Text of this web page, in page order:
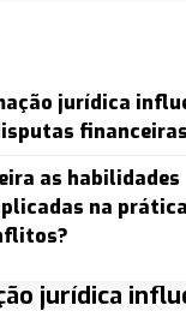
jurídica
as habilidades
na
jurídica